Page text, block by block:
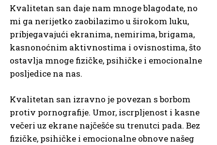
Kvalitetan san daje nam mnoge blagodate, no
mi ga nerijetko zaobilazimo u širokom luku,
pribjegavajući ekranima, nemirima, brigama,
kasnonoćnim aktivnostima i ovisnostima, što
ostavlja mnoge fizičke, psihičke i emocionalne
posljedice na nas.
Kvalitetan san izravno je povezan s borbom
protiv pornografije. Umor, iscrpljenost i kasne
večeri uz ekrane najčešće su trenutci pada. Bez
fizičke, psihičke i emocionalne obnove našeg